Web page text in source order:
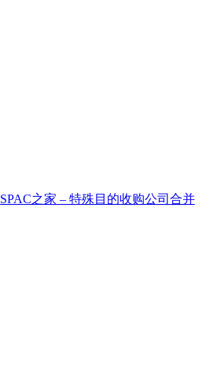
SPAC之家 – 特殊目的收购公司合并